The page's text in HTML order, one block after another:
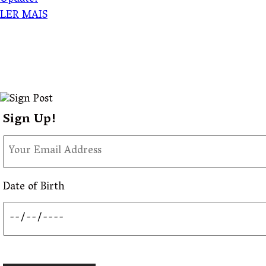
LER MAIS
Sign Up!
Date of Birth